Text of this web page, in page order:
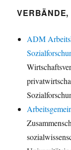
VERBÄNDE,
ADM